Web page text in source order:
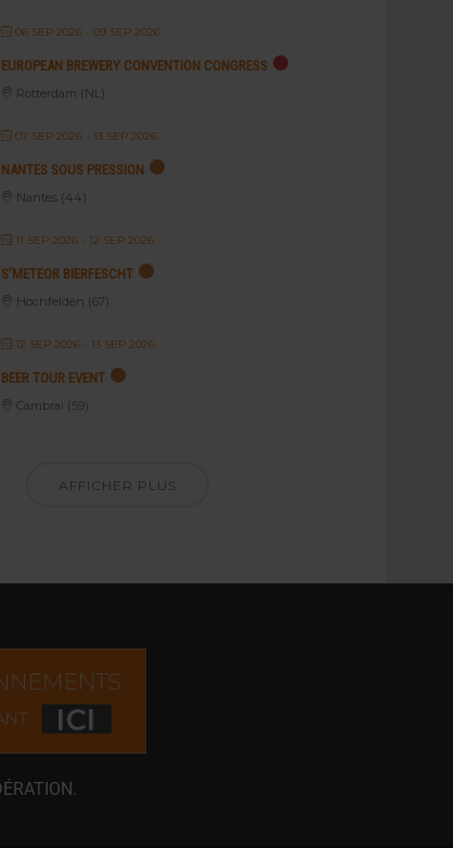
06 SEP 2026 - 09 SEP 2026
EUROPEAN BREWERY CONVENTION CONGRESS
Rotterdam (NL)
07 SEP 2026 - 13 SEP 2026
NANTES SOUS PRESSION
Nantes (44)
11 SEP 2026 - 12 SEP 2026
S’METEOR BIERFESCHT
Hochfelden (67)
12 SEP 2026 - 13 SEP 2026
BEER TOUR EVENT
Cambrai (59)
AFFICHER PLUS